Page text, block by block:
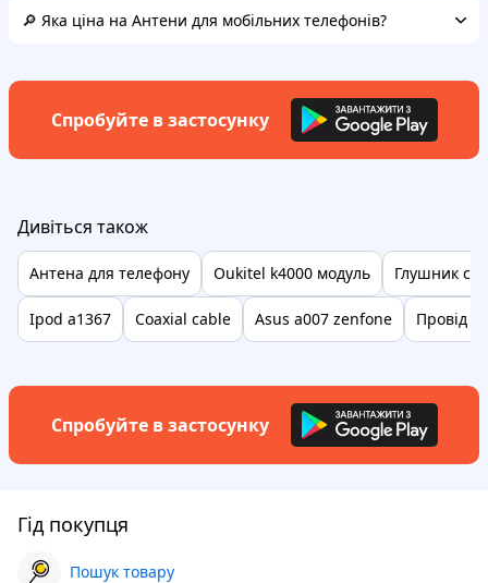
🔎 Яка ціна на Антени для мобільних телефонів?
Спробуйте в застосунку
Дивіться також
Антена для телефону Oukitel k4000 модуль Глушник
Ipod a1367 Coaxial cable Asus a007 zenfone Провід
Спробуйте в застосунку
Гід покупця
Пошук товару